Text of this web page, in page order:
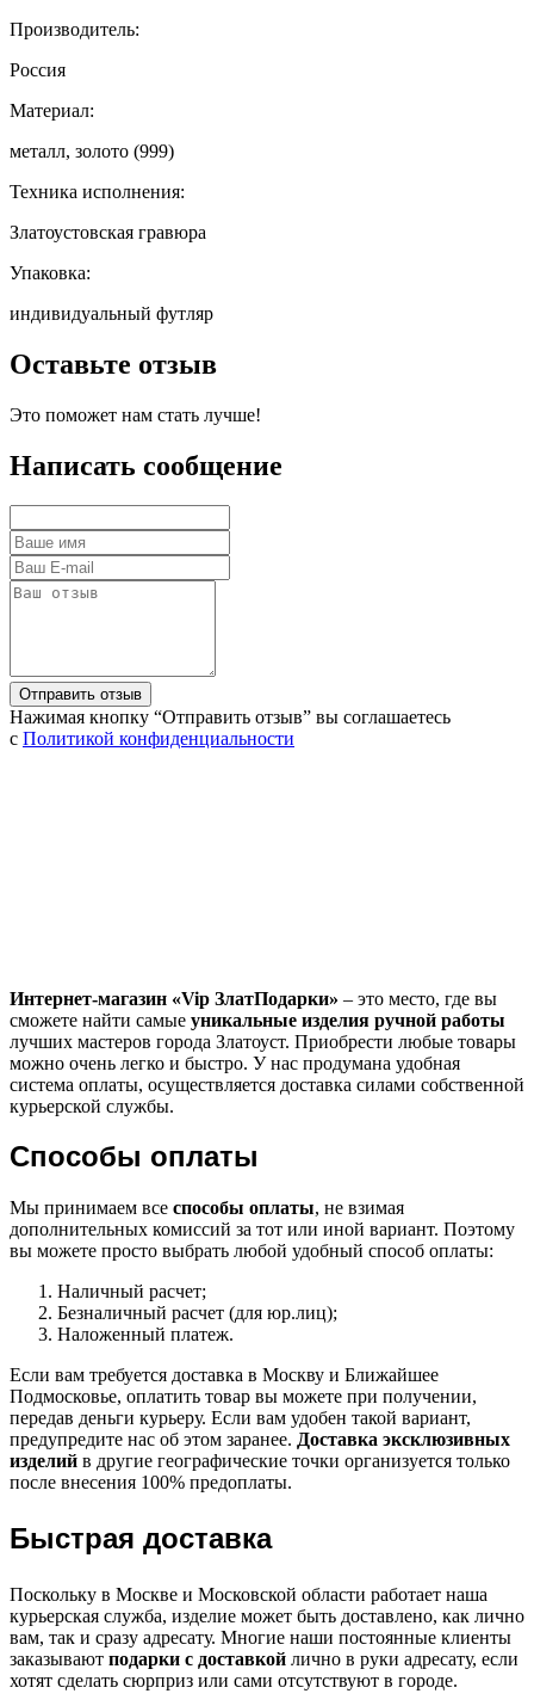
Производитель:
Россия
Материал:
металл, золото (999)
Техника исполнения:
Златоустовская гравюра
Упаковка:
индивидуальный футляр
Оставьте отзыв
Это поможет нам стать лучше!
Написать сообщение
Нажимая кнопку “Отправить отзыв” вы соглашаетесь
с Политикой конфиденциальности
Интернет-магазин «Vip ЗлатПодарки» – это место, где вы
сможете найти самые уникальные изделия ручной работы
лучших мастеров города Златоуст. Приобрести любые товары
можно очень легко и быстро. У нас продумана удобная
система оплаты, осуществляется доставка силами собственной
курьерской службы.
Способы оплаты
Мы принимаем все способы оплаты, не взимая
дополнительных комиссий за тот или иной вариант. Поэтому
вы можете просто выбрать любой удобный способ оплаты:
Наличный расчет;
Безналичный расчет (для юр.лиц);
Наложенный платеж.
Если вам требуется доставка в Москву и Ближайшее
Подмосковье, оплатить товар вы можете при получении,
передав деньги курьеру. Если вам удобен такой вариант,
предупредите нас об этом заранее. Доставка эксклюзивных
изделий в другие географические точки организуется только
после внесения 100% предоплаты.
Быстрая доставка
Поскольку в Москве и Московской области работает наша
курьерская служба, изделие может быть доставлено, как лично
вам, так и сразу адресату. Многие наши постоянные клиенты
заказывают подарки с доставкой лично в руки адресату, если
хотят сделать сюрприз или сами отсутствуют в городе.